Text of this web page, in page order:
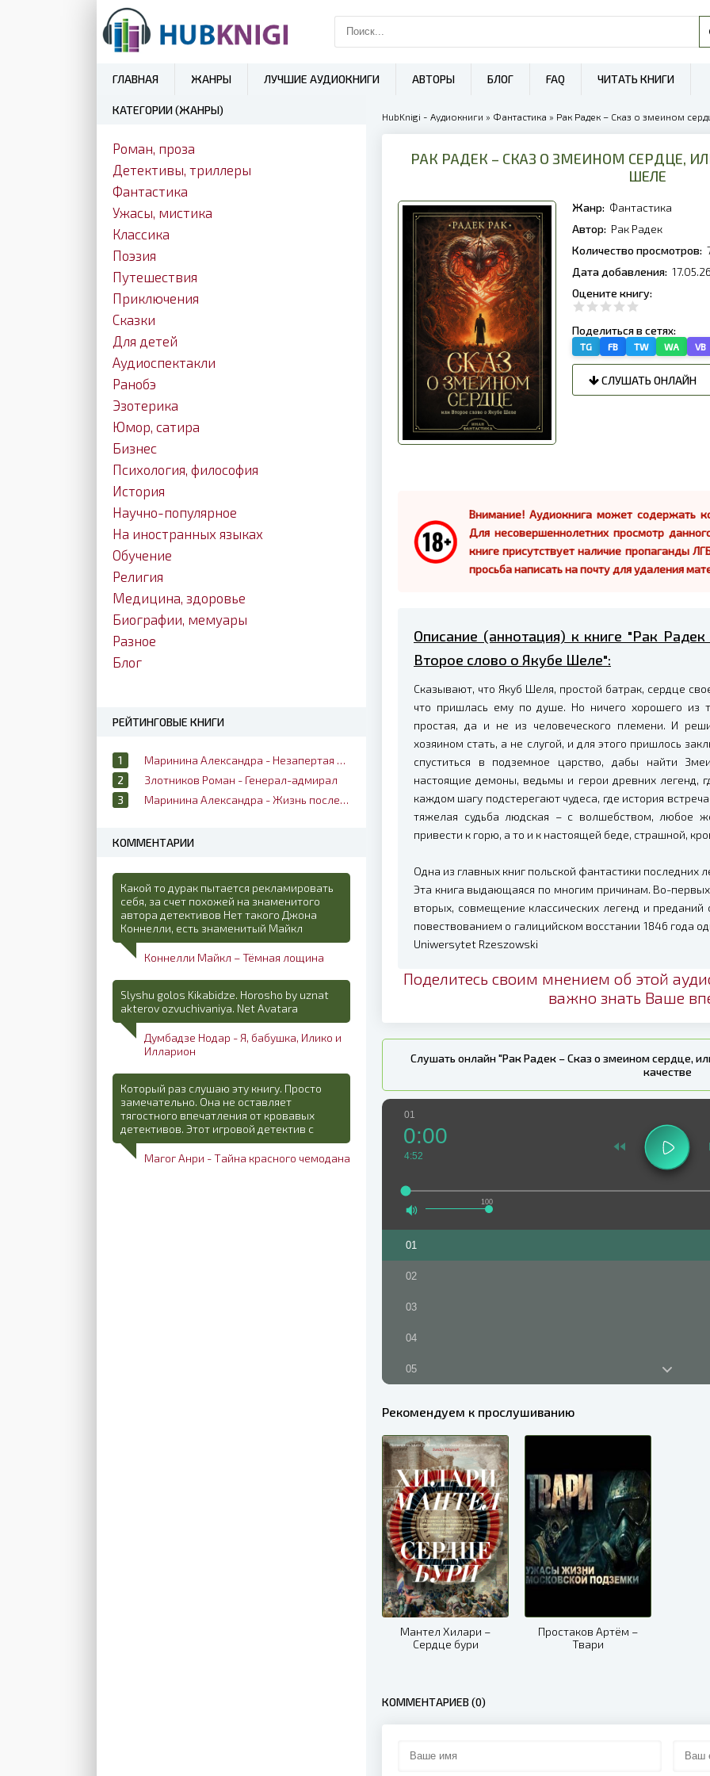
ГЛАВНАЯ ЖАНРЫ ЛУЧШИЕ АУДИОКНИГИ АВТОРЫ БЛОГ FAQ ЧИТАТЬ КНИГИ
HubKnigi - Аудиокниги » Фантастика » Рак Радек – Сказ о змеином
РАК РАДЕК – СКАЗ О ЗМЕИНОМ СЕРДЦЕ,
ШЕЛЕ
Жанр: Фантастика
Автор: Рак Радек
Количество просмотров:
Дата добавления: 17.05.26
Оцените книгу:
Поделиться в сетях:
TG FB TW WA VB
СЛУШАТЬ ОНЛАЙН
Внимание! Аудиокнига может содержать
Для несовершеннолетних просмотр
книге присутствует наличие пропаганды
просьба написать на почту для удаления
Описание (аннотация) к книге "Рак
Второе слово о Якубе Шеле":
Сказывают, что Якуб Шеля, простой батрак, сердце
что пришлась ему по душе. Но ничего хорошего
простая, да и не из человеческого племени. И
хозяином стать, а не слугой, и для этого пришлось
спуститься в подземное царство, дабы найти
настоящие демоны, ведьмы и герои древних легенд,
каждом шагу подстерегают чудеса, где история
тяжелая судьба людская – с волшебством, любое
привести к горю, а то и к настоящей беде, страшной,
Одна из главных книг польской фантастики последних
Эта книга выдающаяся по многим причинам. Во-
вторых, совмещение классических легенд и преданий
повествованием о галицийском восстании 1846 года
Uniwersytet Rzeszowski
Поделитесь своим мнением об этой
важно знать Ваше
Слушать онлайн "Рак Радек – Сказ о змеином сердце,
качестве
01
100
0:00
4:52
01
02
03
04
05
08
09
10
11
12
13
14
16
Рекомендуем к прослушиванию
Мантел Хилари –
Сердце бури
Простаков Артём –
Твари
КОММЕНТАРИЕВ (0)
КАТЕГОРИИ (ЖАНРЫ)
Роман, проза
Детективы, триллеры
Фантастика
Ужасы, мистика
Классика
Поэзия
Путешествия
Приключения
Сказки
Для детей
Аудиоспектакли
Ранобэ
Эзотерика
Юмор, сатира
Бизнес
Психология, философия
История
Научно-популярное
На иностранных языках
Обучение
Религия
Медицина, здоровье
Биографии, мемуары
Разное
Блог
РЕЙТИНГОВЫЕ КНИГИ
Маринина Александра - Незапертая дверь
Злотников Роман - Генерал-адмирал
Маринина Александра - Жизнь после жизни
КОММЕНТАРИИ
Какой то дурак пытается рекламировать
себя, за счет похожей на знаменитого
автора детективов Нет такого Джона
Коннелли, есть знаменитый Майкл
Коннелли Майкл – Тёмная лощина
Slyshu golos Kikabidze. Horosho by uznat
akterov ozvuchivaniya. Net Avatara
Думбадзе Нодар - Я, бабушка, Илико и
Илларион
Который раз слушаю эту книгу. Просто
замечательно. Она не оставляет
тягостного впечатления от кровавых
детективов. Этот игровой детектив с
Магог Анри - Тайна красного чемодана